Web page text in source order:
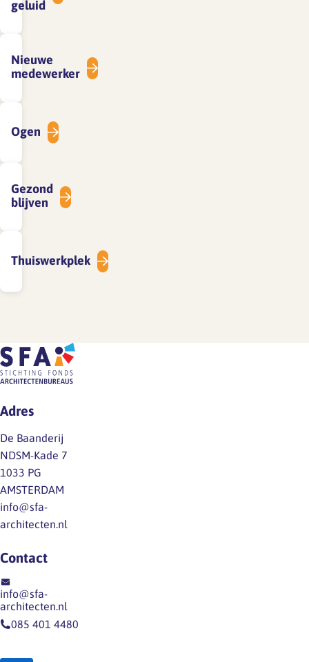
geluid
Nieuwe
medewerker
Ogen
Gezond
blijven
Thuiswerkplek
Adres
De Baanderij
NDSM-Kade 7
1033 PG
AMSTERDAM
info@sfa-
architecten.nl
Contact
info@sfa-
architecten.nl
085 401 4480